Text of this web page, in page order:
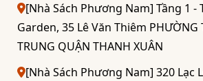
[Nhà Sách Phương Nam] Tầng 1 -
Garden, 35 Lê Văn Thiêm PHƯỜNG
TRUNG QUẬN THANH XUÂN
[Nhà Sách Phương Nam] 320 Lạc